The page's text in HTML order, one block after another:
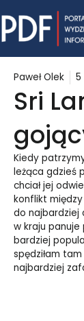
to
content
Paweł Olek 5
Sri
Kiedy
leżąca gdzieś
chciał jej
konflikt między
do najbardziej
w kraju panuje
bardziej
spędziłam
najbardziej